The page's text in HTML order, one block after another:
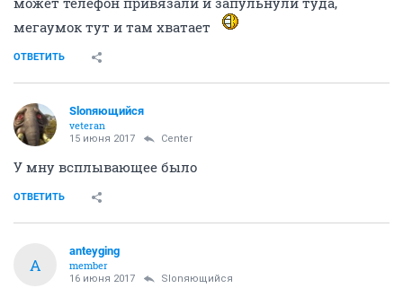
мегаумок тут и там хватает
ОТВЕТИТЬ
Slonяющийся
veteran
15 июня 2017 Center
У мну всплывающее было
ОТВЕТИТЬ
A
anteyging
member
16 июня 2017 Slonяющийся